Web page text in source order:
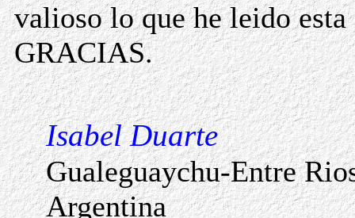
valioso lo que he leido esta
GRACIAS.
Isabel Duarte
Gualeguaychu-Entre
Argentina